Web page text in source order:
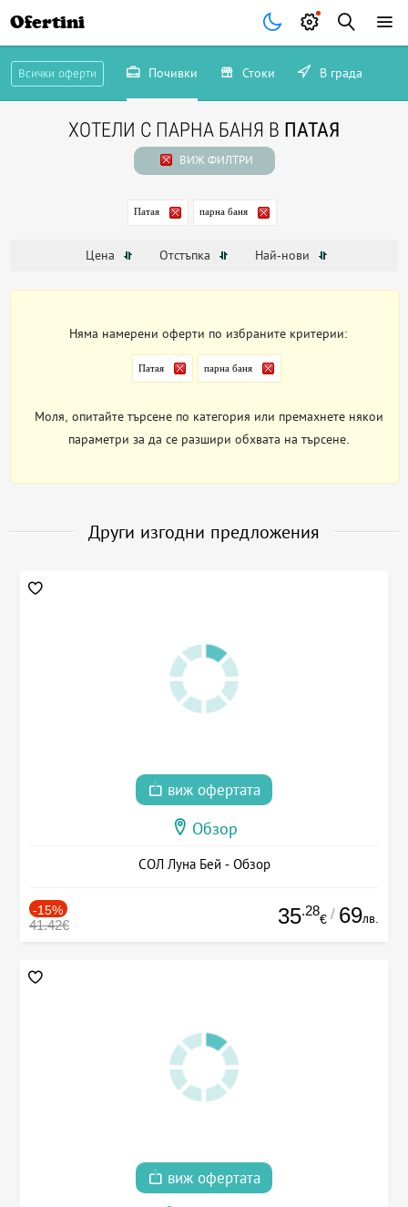
Ofertini
Всички оферти Почивки Стоки В града
ХОТЕЛИ С ПАРНА БАНЯ В ПАТАЯ
ВИЖ ФИЛТРИ
Патая парна баня
Цена Отстъпка Най-нови
Няма намерени оферти по избраните критерии:
Патая парна баня
Моля, опитайте търсене по категория или премахнете някои
параметри за да се разшири обхвата на търсене.
Други изгодни предложения
виж офертата
Обзор
СОЛ Луна Бей - Обзор
-15%
41.42€ 35.28
€ / 69лв.
виж офертата